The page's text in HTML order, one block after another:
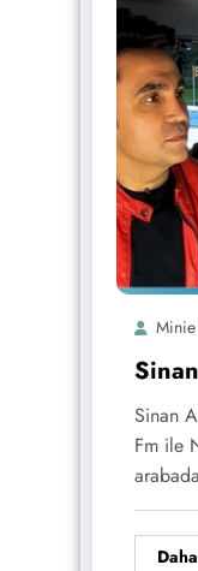
Minie
Sinan
Fm ile